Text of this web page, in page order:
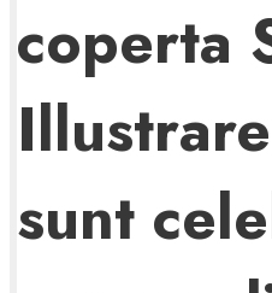
coperta
sunt